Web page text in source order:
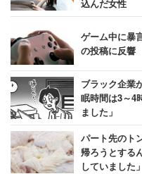
込んだ女性
ゲーム中に暴
の投稿に反響
ブラック企業
眠時間は3～4
ました」
パート先のト
帰ろうとする
していました」